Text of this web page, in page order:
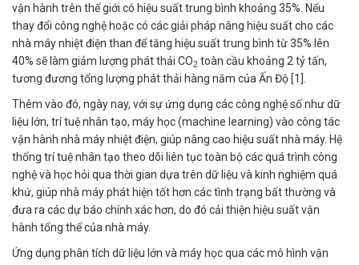
vận hành trên thế giới có hiệu suất trung bình khoảng 35%. Nếu
thay đổi công nghệ hoặc có các giải pháp nâng hiệu suất cho các
nhà máy nhiệt điện than để tăng hiệu suất trung bình từ 35% lên
40% sẽ làm giảm lượng phát thải CO2 toàn cầu khoảng 2 tỷ tấn,
tương đương tổng lượng phát thải hàng năm của Ấn Độ [1].
Thêm vào đó, ngày nay, với sự ứng dụng các công nghệ số như dữ
liệu lớn, trí tuệ nhân tạo, máy học (machine learning) vào công tác
vận hành nhà máy nhiệt điện, giúp nâng cao hiệu suất nhà máy. Hệ
thống trí tuệ nhân tạo theo dõi liên tục toàn bộ các quá trình công
nghệ và học hỏi qua thời gian dựa trên dữ liệu và kinh nghiệm quá
khứ, giúp nhà máy phát hiện tốt hơn các tình trạng bất thường và
đưa ra các dự báo chính xác hơn, do đó cải thiện hiệu suất vận
hành tổng thể của nhà máy.
Ứng dụng phân tích dữ liệu lớn và máy học qua các mô hình vận